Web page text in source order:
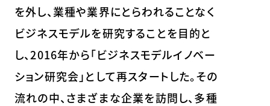
を外し、業種や業界にとらわれることなく
ビジネスモデルを研究することを目的と
し、2016年から「ビジネスモデルイノベー
ション研究会」として再スタートした。その
流れの中、さまざまな企業を訪問し、多種